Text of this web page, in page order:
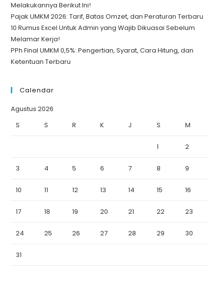
Melakukannya Berikut Ini!
Pajak UMKM 2026: Tarif, Batas Omzet, dan Peraturan Terbaru
10 Rumus Excel Untuk Admin yang Wajib Dikuasai Sebelum
Melamar Kerja!
PPh Final UMKM 0,5%: Pengertian, Syarat, Cara Hitung, dan
Ketentuan Terbaru
Calendar
Agustus 2026
S
S R K J S M
1 2
3 4 5 6 7 8 9
10 11 12 13 14 15 16
17 18 19 20 21 22 23
24 25 26 27 28 29 30
31